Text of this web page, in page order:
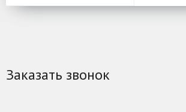
Заказать звонок